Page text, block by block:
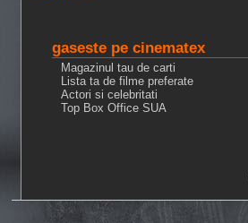
gaseste pe cinematex
Magazinul tau de carti
Lista ta de filme preferate
Actori si celebritati
Top Box Office SUA